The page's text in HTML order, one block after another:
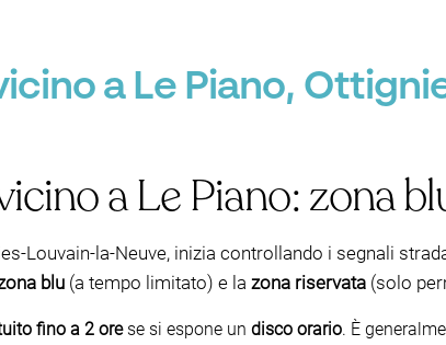
a Le Piano,
a Le Piano: zona
Louvain-la-Neuve, inizia controllando i segnali
blu (a tempo limitato) e la zona riservata (solo
fino a 2 orese si espone un disco orario. È